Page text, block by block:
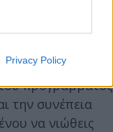
Privacy Policy
είναι μία
εργασιακά
Θυμήσου
προγράμματός
την συνέπεια
να νιώθεις